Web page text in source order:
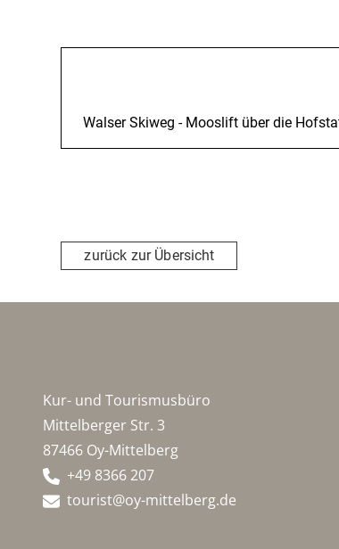
Walser Skiweg - Mooslift über die
zurück zur Übersicht
Kur- und Tourismusbüro
Mittelberger Str. 3
87466 Oy-Mittelberg
+49 8366 207
tourist@oy-mittelberg.de